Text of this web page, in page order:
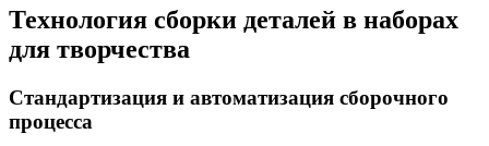
Технология сборки деталей в наборах
для творчества
Стандартизация и автоматизация сборочного
процесса